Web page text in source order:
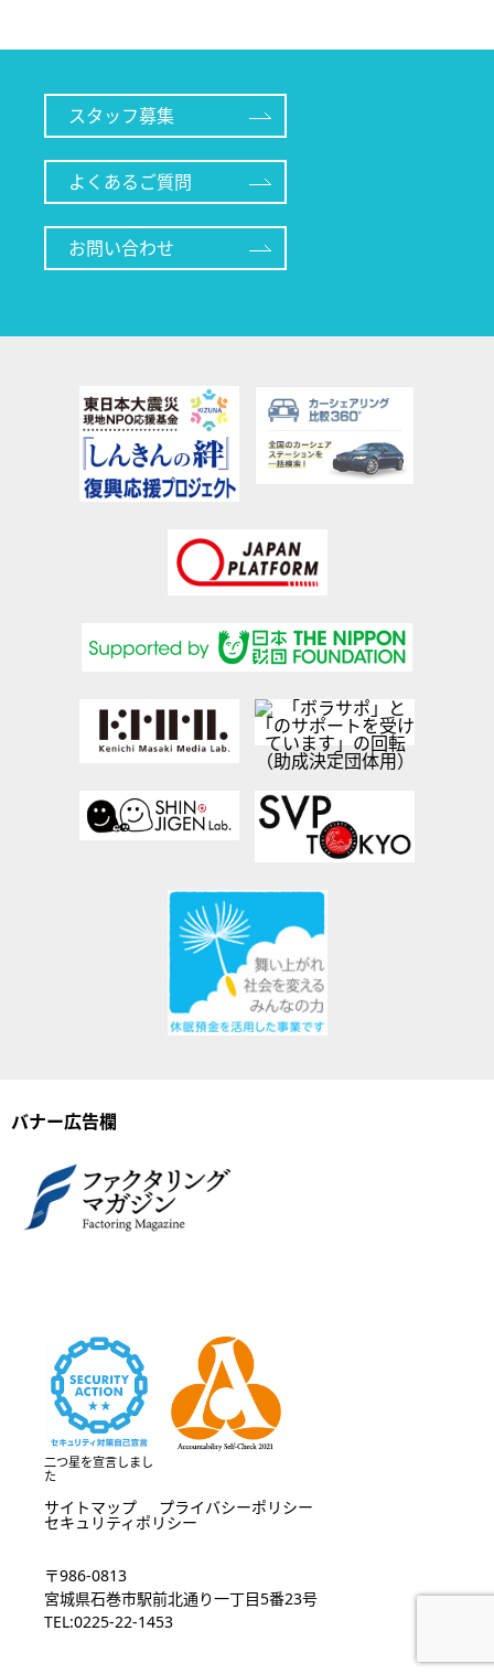
スタッフ募集
よくあるご質問
お問い合わせ
バナー広告欄
二つ星を宣言しまし
た
サイトマップ プライバシーポリシー
セキュリティポリシー
〒986-0813
宮城県石巻市駅前北通り一丁目5番23号
TEL:0225-22-1453